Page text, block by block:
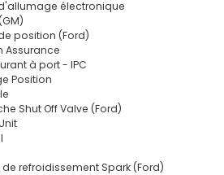
électronique
position (Ford)
Assurance
à port - IPC
Position
Shut Off Valve (Ford)
refroidissement Spark (Ford)